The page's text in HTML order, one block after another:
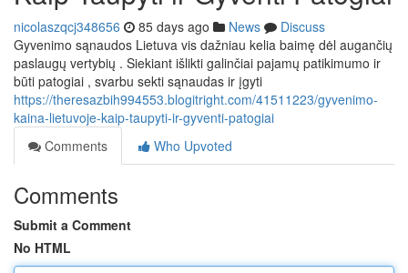
nicolaszqcj348656 85 days ago News
Discuss
Gyvenimo sąnaudos Lietuva vis dažniau kelia baimę dėl augančių
paslaugų vertybių . Siekiant išlikti galinčiai pajamų patikimumo ir
būti patogiai , svarbu sekti sąnaudas ir įgyti
https://theresazbih994553.blogitright.com/41511223/gyvenimo-
kaina-lietuvoje-kaip-taupyti-ir-gyventi-patogiai
Comments
Who Upvoted
Comments
Submit a Comment
No HTML